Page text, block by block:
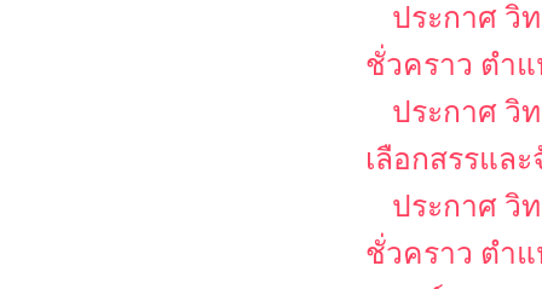
ประกาศ วิ
ชั่วคราว ตำ
ประกาศ วิ
เลือกสรรแล
ประกาศ วิ
ชั่วคราว ตำ